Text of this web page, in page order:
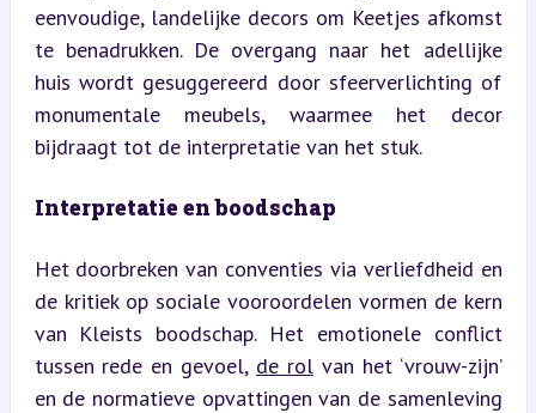
eenvoudige, landelijke decors om Keetjes afkomst
te benadrukken. De overgang naar het adellijke
huis wordt gesuggereerd door sfeerverlichting of
monumentale meubels, waarmee het decor
bijdraagt tot de interpretatie van het stuk.
Interpretatie en boodschap
Het doorbreken van conventies via verliefdheid en
de kritiek op sociale vooroordelen vormen de kern
van Kleists boodschap. Het emotionele conflict
tussen rede en gevoel, de rol van het ‘vrouw-zijn’
en de normatieve opvattingen van de samenleving